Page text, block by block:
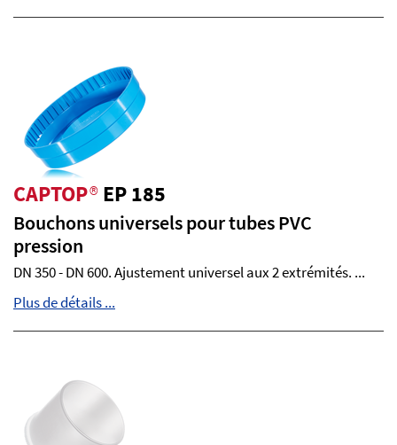
CAPTOP®EP 185
Bouchons universels pour tubes PVC
pression
DN 350 - DN 600. Ajustement universel aux 2 extrémités. ...
Plus de détails ...